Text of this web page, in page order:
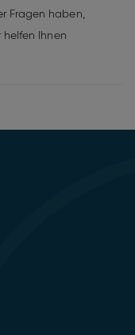
Fragen haben,
helfen Ihnen